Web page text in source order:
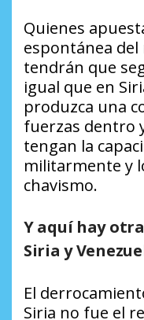
Quienes
espontánea
tendrán que
igual que en
produzca una
fuerzas dentro
tengan la
militarmente y
chavismo.
Y aquí hay
Siria y
El
Siria no fue el